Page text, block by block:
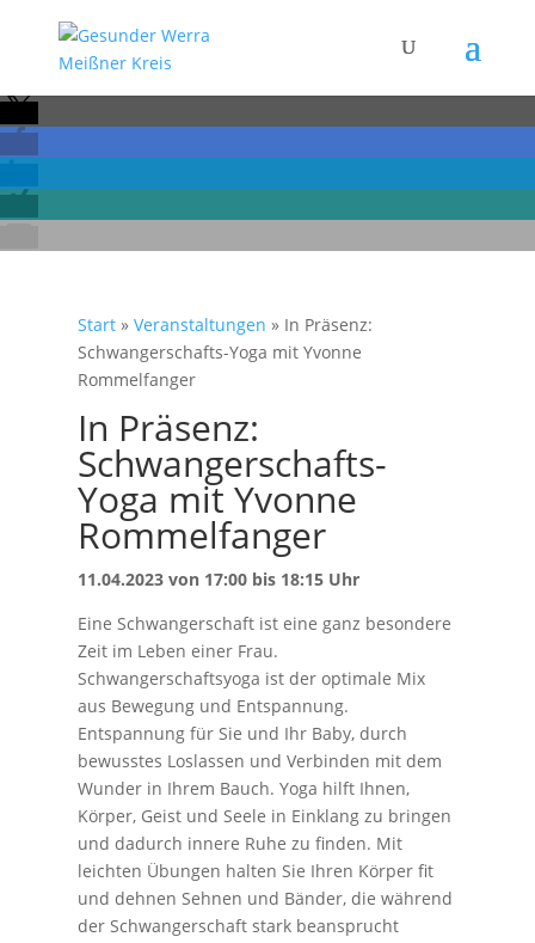
Start » Veranstaltungen » In Präsenz:
Schwangerschafts-Yoga mit Yvonne
Rommelfanger
In Präsenz:
Schwangerschafts-
Yoga mit Yvonne
Rommelfanger
11.04.2023 von 17:00 bis 18:15 Uhr
Eine Schwangerschaft ist eine ganz besondere
Zeit im Leben einer Frau.
Schwangerschaftsyoga ist der optimale Mix
aus Bewegung und Entspannung.
Entspannung für Sie und Ihr Baby, durch
bewusstes Loslassen und Verbinden mit dem
Wunder in Ihrem Bauch. Yoga hilft Ihnen,
Körper, Geist und Seele in Einklang zu bringen
und dadurch innere Ruhe zu finden. Mit
leichten Übungen halten Sie Ihren Körper fit
und dehnen Sehnen und Bänder, die während
der Schwangerschaft stark beansprucht